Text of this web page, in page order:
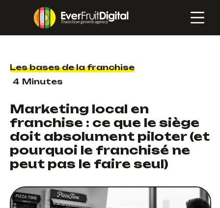
Les bases de la franchise
4 Minutes
Marketing local en
franchise : ce que le siège
doit absolument piloter (et
pourquoi le franchisé ne
peut pas le faire seul)